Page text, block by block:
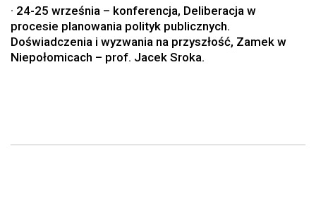
· 24-25 września – konferencja, Deliberacja w
procesie planowania polityk publicznych.
Doświadczenia i wyzwania na przyszłość, Zamek w
Niepołomicach – prof. Jacek Sroka.